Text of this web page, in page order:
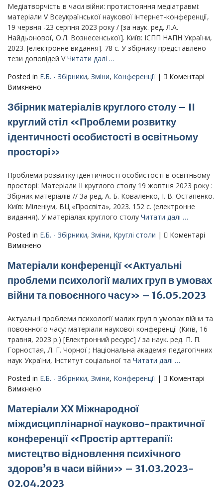
учасників
освітнього
процесу:
реалії
та
перспективи
Медіатворчість в часи війни: протистояння медіатравмі:
матеріали V Всеукраїнської наукової інтернет-конференції,
19 червня -23 серпня 2023 року / [за наук. ред. Л.А.
Найдьонової, О.Л. Вознесенської]. Київ: ІСПП НАПН України,
2023. [електронне видання]. 78 с. У збірнику представлено
тези доповідей VЧитати далі …
Posted in Е.Б. - Збірники, Зміни, Конференції |
Коментарі
Вимкнено
V
Всеукраїнської
наукової
інтернет-
конференції
–
в
часи
війни:
протистояння
медіатравмі»
Збірник матеріалів круглого столу – II
круглий стіл «Проблеми розвитку
ідентичності особистості в освітньому
просторі»
Проблеми розвитку ідентичності особистості в освітньому
просторі: Матеріали II круглого столу 19 жовтня 2023 року :
Збірник матеріалів // За ред. А. Б. Коваленко, І. В. Остапенко.
Київ: Міленіум, ВЦ «Просвіта», 2023. 152 с. (електронне
видання). У матеріалах круглого столу Читати далі …
Posted in Е.Б. - Збірники, Зміни, Круглі столи |
Коментарі
Вимкнено
матеріалів
столу
–
круглий
стіл
«Проблеми
розвитку
ідентичності
в
Матеріали конференції «Актуальні
проблеми психології малих груп в умовах
війни та повоєнного часу» – 16.05.2023
Актуальні проблеми психології малих груп в умовах війни та
повоєнного часу: матеріали наукової конференції (Київ, 16
травня, 2023 р.) [Електронний ресурс] / за наук. ред. П. П.
Горностая, Л. Г. Чорної ; Національна академія педагогічних
наук України, Інститут соціальної та Читати далі …
Posted in Е.Б. - Збірники, Зміни, Конференції |
Коментарі
Вимкнено
конференції
«Актуальні
проблеми
психології
малих
груп
в
умовах
Матеріали ХX Міжнародної
міждисциплінарної науково-практичної
конференції «Простір арттерапії:
мистецтво відновлення психічного
здоров’я в часи війни» – 31.03.2023-
02.04.2023